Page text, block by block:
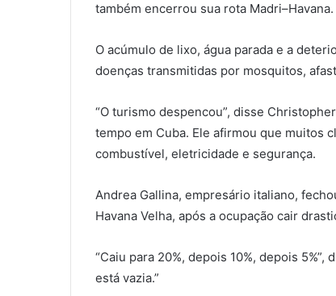
também encerrou sua rota Madri–Havana.
O acúmulo de lixo, água parada e a
doenças transmitidas por mosquitos,
“O turismo despencou”, disse
tempo em Cuba. Ele afirmou que muitos
combustível, eletricidade e segurança.
Andrea Gallina, empresário italiano,
Havana Velha, após a ocupação cair
“Caiu para 20%, depois 10%, depois
está vazia.”